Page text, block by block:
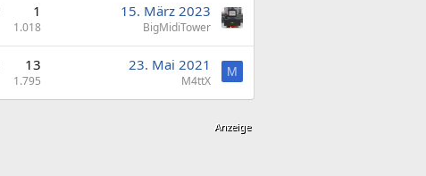
1
1.018
15. März 2023
BigMidiTower
13
1.795
23. Mai 2021
M4ttX
M